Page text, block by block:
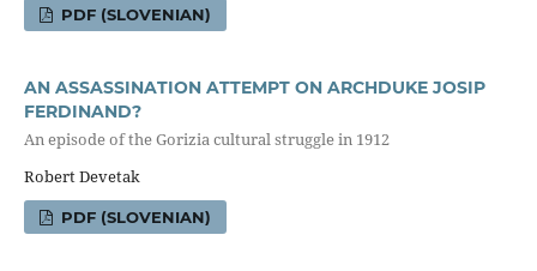
PDF (SLOVENIAN)
AN ASSASSINATION ATTEMPT ON ARCHDUKE JOSIP
FERDINAND?
An episode of the Gorizia cultural struggle in 1912
Robert Devetak
PDF (SLOVENIAN)